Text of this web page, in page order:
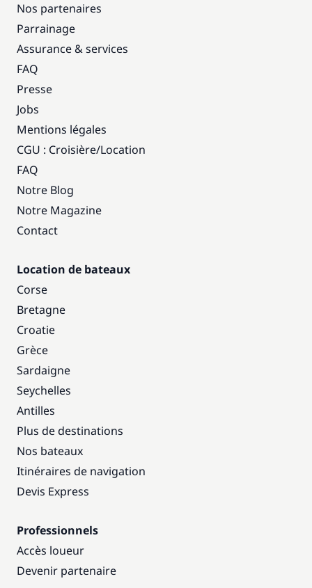
Nos partenaires
Parrainage
Assurance & services
FAQ
Presse
Jobs
Mentions légales
CGU : Croisière/Location
FAQ
Notre Blog
Notre Magazine
Contact
Location de bateaux
Corse
Bretagne
Croatie
Grèce
Sardaigne
Seychelles
Antilles
Plus de destinations
Nos bateaux
Itinéraires de navigation
Devis Express
Professionnels
Accès loueur
Devenir partenaire